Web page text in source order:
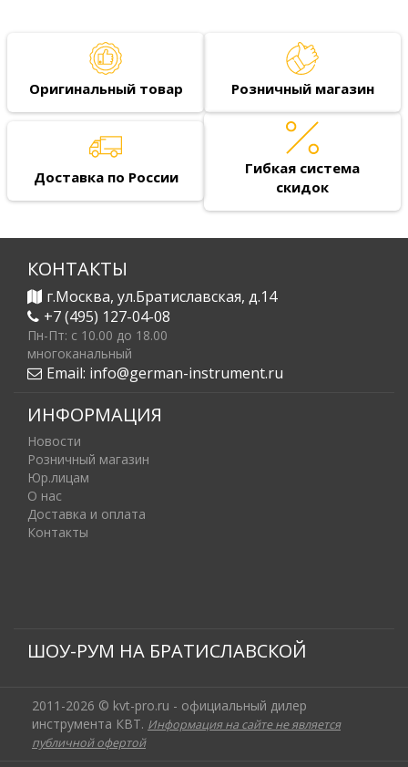
Оригинальный товар Розничный магазин
Доставка по России
Гибкая система
скидок
КОНТАКТЫ
г.Москва, ул.Братиславская, д.14
+7 (495) 127-04-08
Пн-Пт: c 10.00 до 18.00
многоканальный
Email: info@german-instrument.ru
ИНФОРМАЦИЯ
Новости
Розничный магазин
Юр.лицам
О нас
Доставка и оплата
Контакты
ШОУ-РУМ НА БРАТИСЛАВСКОЙ
2011-2026 © kvt-pro.ru - официальный дилер
инструмента КВТ. Информация на сайте не является
публичной офертой